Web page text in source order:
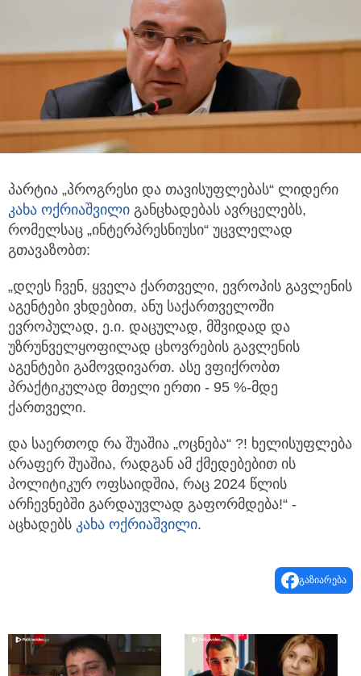
პარტია „პროგრესი და თავისუფლებას“ ლიდერი
კახა ოქრიაშვილი განცხადებას ავრცელებს,
რომელსაც „ინტერპრესნიუსი“ უცვლელად
გთავაზობთ:
„დღეს ჩვენ, ყველა ქართველი, ევროპის გავლენის
აგენტები ვხდებით, ანუ საქართველოში
ევროპულად, ე.ი. დაცულად, მშვიდად და
უზრუნველყოფილად ცხოვრების გავლენის
აგენტები გამოვდივართ. ასე ვფიქრობთ
პრაქტიკულად მთელი ერთი - 95 %-მდე
ქართველი.
და საერთოდ რა შუაშია „ოცნება“ ?! ხელისუფლება
არაფერ შუაშია, რადგან ამ ქმედებებით ის
პოლიტიკურ ოფსაიდშია, რაც 2024 წლის
არჩევნებში გარდაუვლად გაფორმდება!“ -
აცხადებს კახა ოქრიაშვილი.
გაზიარება